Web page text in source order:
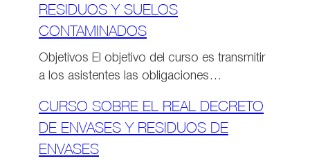
RESIDUOS Y SUELOS
CONTAMINADOS
Objetivos El objetivo del curso es transmitir
a los asistentes las obligaciones…
CURSO SOBRE EL REAL DECRETO
DE ENVASES Y RESIDUOS DE
ENVASES